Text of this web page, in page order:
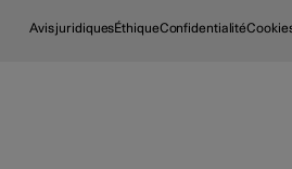
Avis juridiquesÉthiqueConfidentialité